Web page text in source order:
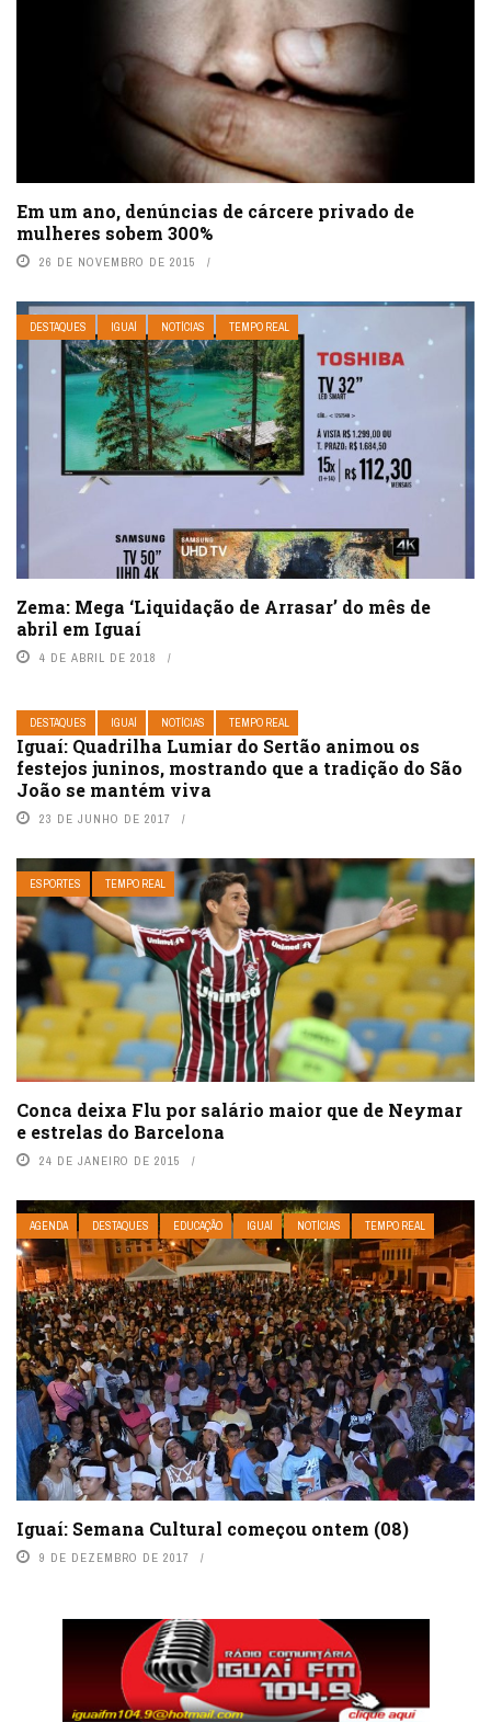
Em um ano, denúncias de cárcere privado de
mulheres sobem 300%
26 DE NOVEMBRO DE 2015
DESTAQUES IGUAÍ NOTÍCIAS TEMPO REAL
Zema: Mega ‘Liquidação de Arrasar’ do mês de
abril em Iguaí
4 DE ABRIL DE 2018
DESTAQUES IGUAÍ NOTÍCIAS TEMPO REAL
Iguaí: Quadrilha Lumiar do Sertão animou os
festejos juninos, mostrando que a tradição do São
João se mantém viva
23 DE JUNHO DE 2017
ESPORTES TEMPO REAL
Conca deixa Flu por salário maior que de Neymar
e estrelas do Barcelona
24 DE JANEIRO DE 2015
AGENDA DESTAQUES EDUCAÇÃO IGUAÍ NOTÍCIAS TEMPO REAL
Iguaí: Semana Cultural começou ontem (08)
9 DE DEZEMBRO DE 2017